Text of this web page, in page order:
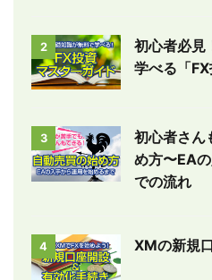
2
初心者必見
学べる「FX
3
初心者さん
め方〜EA
での流れ
4 XMの新規